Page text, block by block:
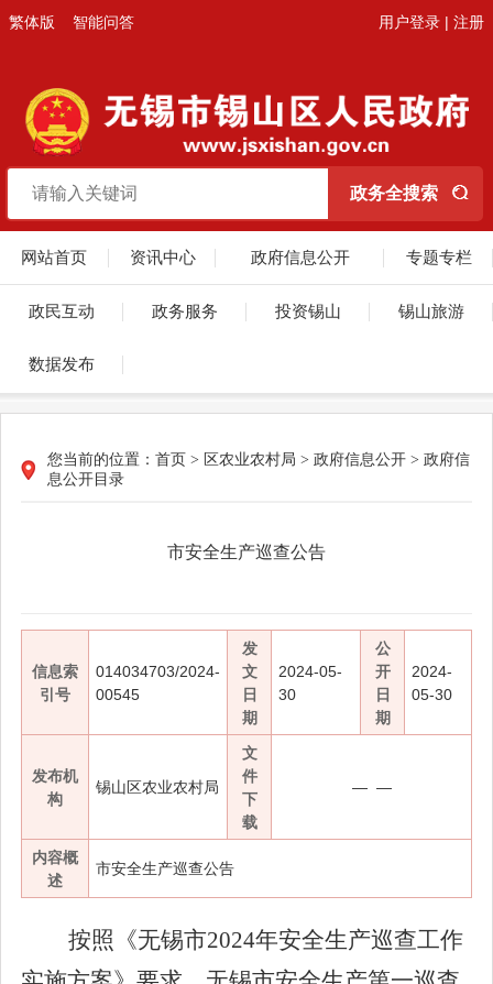
繁体版 智能问答 用户登录 | 注册
网站首页 资讯中心 政府信息公开 专题专栏
政民互动 政务服务 投资锡山 锡山旅游
数据发布
您当前的位置： 首页 > 区农业农村局 > 政府信息公开 > 政府信
息公开目录
市安全生产巡查公告
信息索
引号
014034703/2024-
00545
发
文
日
期
2024-05-
30
公
开
日
期
2024-
05-30
发布机
构
锡山区农业农村局
文
件
下
载
— —
内容概
述
市安全生产巡查公告
按照《无锡市2024年安全生产巡查工作